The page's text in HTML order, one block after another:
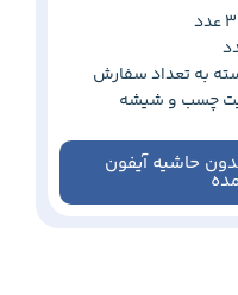
به تعداد سفارش
چسب و شیشه
حاشیه آیفون